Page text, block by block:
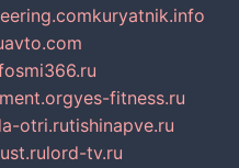
kuryatnik.info
smi366.ru
yes-fitness.ru
otri.rutishinapve.ru
lord-tv.ru